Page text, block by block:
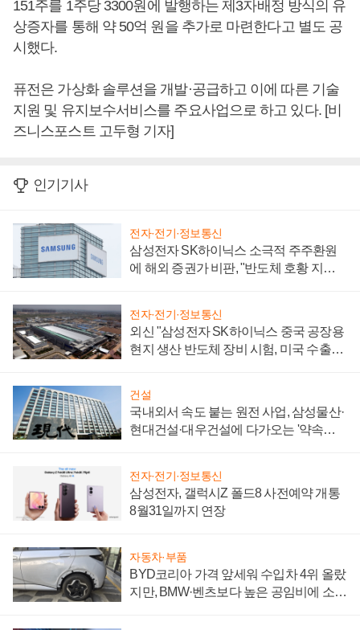
151주를 1주당 3300원에 발행하는 제3자배정 방식의 유
상증자를 통해 약 50억 원을 추가로 마련한다고 별도 공
시했다.
퓨전은 가상화 솔루션을 개발·공급하고 이에 따른 기술
지원 및 유지보수서비스를 주요사업으로 하고 있다. [비
즈니스포스트 고두형 기자]
인기기사
전자·전기·정보통신
삼성전자 SK하이닉스 소극적 주주환원
에 해외 증권가 비판, "반도체 호황 지속
전자·전기·정보통신
외신 "삼성전자 SK하이닉스 중국 공장용
현지 생산 반도체 장비 시험, 미국 수출통
건설
국내외서 속도 붙는 원전 사업, 삼성물산·
현대건설·대우건설에 다가오는 '약속의
전자·전기·정보통신
삼성전자, 갤럭시Z 폴드8 사전예약 개통
8월31일까지 연장
자동차·부품
BYD코리아 가격 앞세워 수입차 4위 올랐
지만, BMW·벤츠보다 높은 공임비에 소비